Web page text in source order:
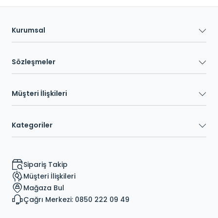
Kurumsal
Sözleşmeler
Müşteri İlişkileri
Kategoriler
Sipariş Takip
Müşteri İlişkileri
Mağaza Bul
Çağrı Merkezi: 0850 222 09 49